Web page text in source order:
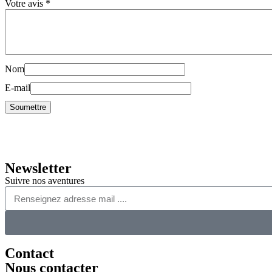
Votre avis *
Nom
E-mail
Newsletter
Suivre nos aventures
Contact
Nous contacter